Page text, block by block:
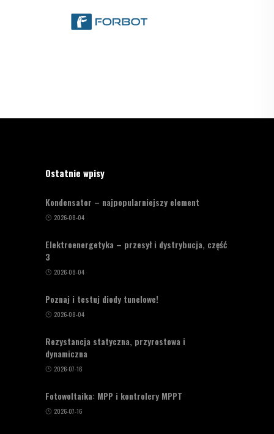
Ostatnie wpisy
Kondensator – najpopularniejszy element
2026-08-04
Elektroenergetyka – przesył i dystrybucja, część
3
2026-08-04
Poznaj i testuj diody tunelowe!
2026-08-04
Rezystancja statyczna, przyrostowa i
dynamiczna
2026-07-16
Fotowoltaika: MPP i kontrolery MPPT
2026-07-16